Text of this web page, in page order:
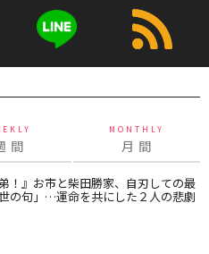
間
MONTHLY
月 間
弟！』お市と柴田勝家、自刃しての最
の句」…運命を共にした２人の悲劇